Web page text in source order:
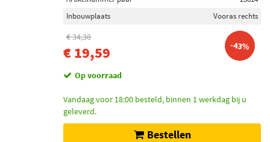
Inbouwplaats
Vooras rechts
€ 34,38
€ 19,59 -43%
Op voorraad
Vandaag voor 18:00 besteld, binnen 1 werkdag bij u
geleverd.
Bestellen